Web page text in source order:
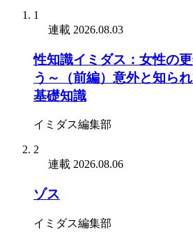
1
連載 2026.08.03
性知識イミダス：女性の
う～（前編）意外と知ら
基礎知識
イミダス編集部
2
連載 2026.08.06
ゾス
イミダス編集部